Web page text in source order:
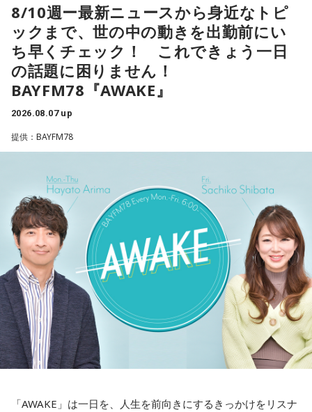
の金利の基準となってきたことであり、その機能が失われつ
つあるというような認識が広まれば、市場にとって好ましく
ない混乱を招くことになる」と語り、その上で「日米の当局
は、日本国債が非常に安全で健全な資産であるという見解で
完全に一致している」と強調しました。これとごっちゃにな
会田「決して利上げをどんどんやれと言ってるのではないわ
は、高市政権の経済政策を支持します、と。投資を拡大する
という政策を支持しますというのが総論なわけです。となれ
ば、その高市政権の経済政策を推進するように、日銀も適切
な金融政策をやってくださいと言ってるわけですから、ベッ
セントさんの発言というのは、日本の政府の日銀に対する発
言と同じなわけです。強い経済成長と物価の安定の両立を目
指して適切に金融政策をやってください、政府の日本経済再
興の経済政策の推進に一体となって取り組んでくださいとい
う同じ意味ですので、どんどん利上げしろというわけではな
いですね」
R&Bとモダン・カントリーの融合にトライした新作
『HIGHWAY 79』を特集。
＜8月11日(火)のTOPICS＞
開催間近！今年25周年＆3日間開催〜サマソニの見どころを
チェックする 「サマーソニック・ガイド2026」。
火曜はTokyo Day-1（8月14日（金））のラインナップに注
＜8月12日(水)のTOPICS＞
開催間近！今年25周年＆3日間開催〜サマソニの見どころを
チェックする 「サマーソニック・ガイド2026」。
水曜はTokyo Day-2（8月15日（土））のラインナップに注
目！
＜8月13日(木)のTOPICS＞
チェックする 「サマーソニック・ガイド2026」。
8/10週ー最新ニュースから身近なトピ
ックまで、世の中の動きを出勤前にい
ち早くチェック！ これできょう一日
の話題に困りません！
BAYFM78『AWAKE』
2026.08.07 up
提供：BAYFM78
「AWAKE」は一日を、人生を前向きにするきっかけをリスナ